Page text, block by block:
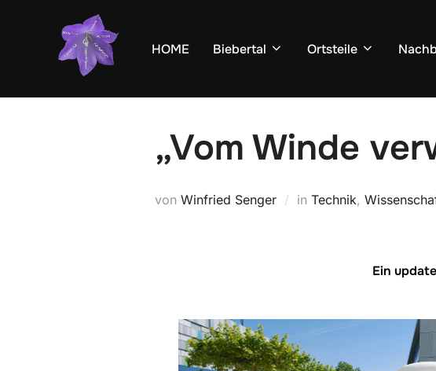
HOME Biebertal Ortsteile
„Vom Winde
von Winfried Senger in Technik,
Ein